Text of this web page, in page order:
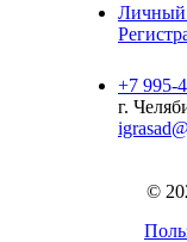
Личный
+7 995-
г.
©